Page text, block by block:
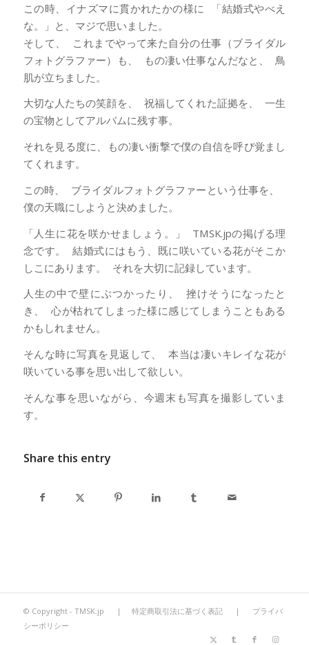
この時、イナズマに貫かれたかの様に 「結婚式やべえ
な。」と、マジで思いました。
そして、 これまでやって来た自分の仕事（ブライダル
フォトグラファー）も、 もの凄い仕事なんだなと、 鳥
肌が立ちました。
大切な人たちの笑顔を、 祝福してくれた証拠を、 一生
の宝物としてアルバムに残す事。
それを見る度に、もの凄い衝撃で僕の自信を呼び覚まし
てくれます。
この時、 ブライダルフォトグラファーという仕事を、
僕の天職にしようと決めました。
「人生に花を咲かせましょう。」 TMSK.jpの掲げる理
念です。 結婚式にはもう、既に咲いている花がそこか
しこにあります。 それを大切に記録しています。
人生の中で壁にぶつかったり、 挫けそうになったと
き、 心が枯れてしまった様に感じてしまうこともある
かもしれません。
そんな時に写真を見返して、 本当は凄いキレイな花が
咲いている事を思い出して欲しい。
そんな事を思いながら、今週末も写真を撮影していま
す。
Share this entry
© Copyright - TMSK.jp | 特定商取引法に基づく表記 |
プライバ
シーポリシー